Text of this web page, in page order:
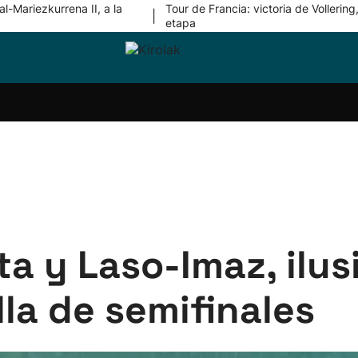
Mariezkurrena II, a la
Tour de Francia: victoria de
etapa
Equipos
y Laso-Imaz,
de semifinales